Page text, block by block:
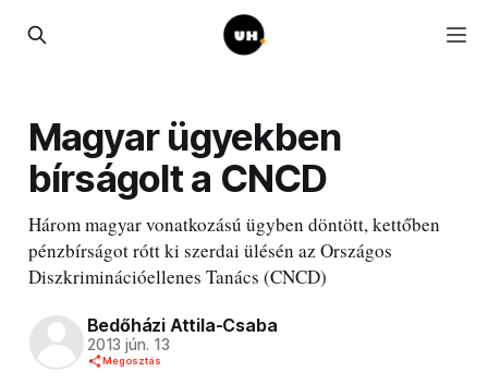
Magyar ügyekben
bírságolt a CNCD
Három magyar vonatkozású ügyben döntött, kettőben
pénzbírságot rótt ki szerdai ülésén az Országos
Diszkriminációellenes Tanács (CNCD)
Bedőházi Attila-Csaba
2013 jún. 13
Megosztás